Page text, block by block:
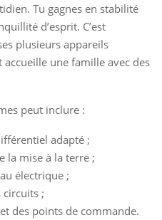
Tu gagnes en stabilité
d’esprit. C’est
plusieurs appareils
une famille avec des
peut inclure :
adapté ;
la mise à la terre ;
électrique ;
circuits ;
des points de commande.